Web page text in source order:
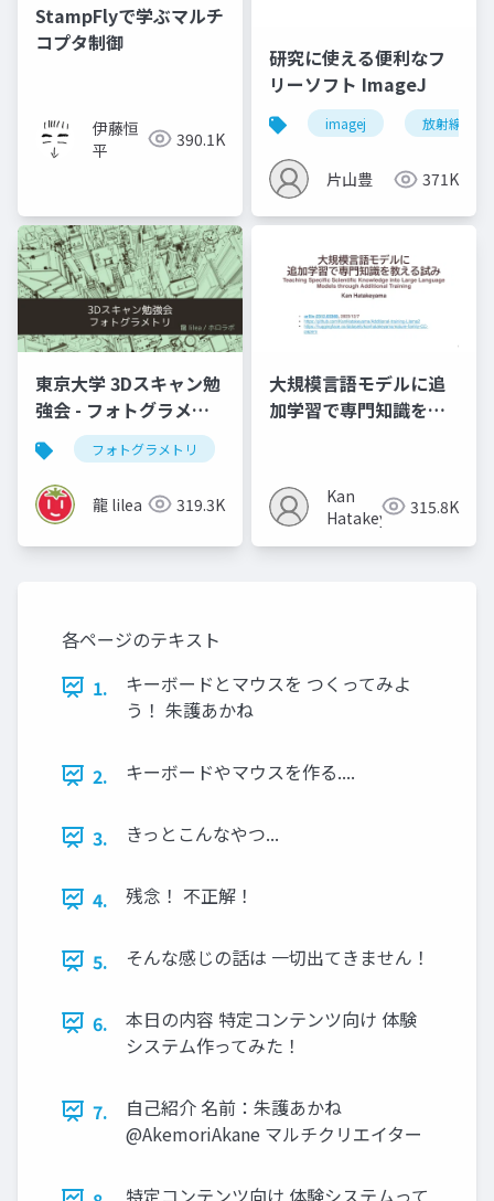
StampFlyで学ぶマルチ
コプタ制御
伊藤恒
平
390.1K
研究に使える便利なフ
リーソフト ImageJ
imagej 放射線技師
片山豊 371K
東京大学 3Dスキャン勉
強会 - フォトグラメト
リ」
フォトグラメトリ
龍 lilea 319.3K
大規模言語モデルに追
加学習で専門知識を教
Kan
Hatakeyama315.8K
各ページのテキスト
1.
キーボードとマウスを つくってみよ
う！ 朱護あかね
2. キーボードやマウスを作る....
3. きっとこんなやつ...
4. 残念！ 不正解！
5. そんな感じの話は 一切出てきません！
6.
本日の内容 特定コンテンツ向け 体験
システム作ってみた！
7.
自己紹介 名前：朱護あかね
@AkemoriAkane マルチクリエイター
特定コンテンツ向け 体験システムって